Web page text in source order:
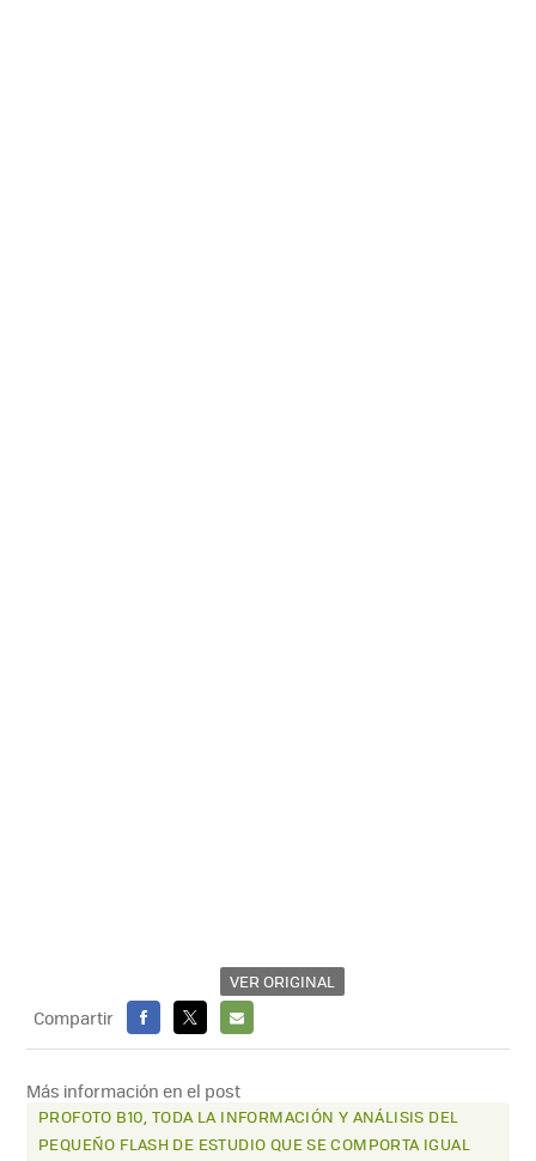
VER ORIGINAL
Compartir
FACEBOOK
X
E-
MAIL
Más información en el post
PROFOTO B10, TODA LA INFORMACIÓN Y ANÁLISIS DEL
PEQUEÑO FLASH DE ESTUDIO QUE SE COMPORTA IGUAL